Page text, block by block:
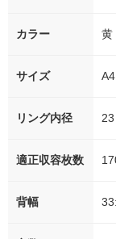
カラー 黄
サイズ
リング内径 23
適正収容枚数
背幅